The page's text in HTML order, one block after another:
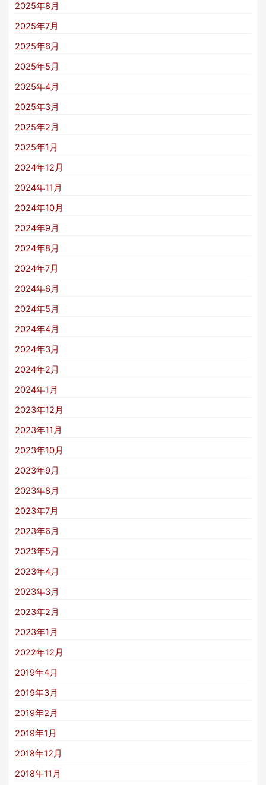
2025年8月
2025年7月
2025年6月
2025年5月
2025年4月
2025年3月
2025年2月
2025年1月
2024年12月
2024年11月
2024年10月
2024年9月
2024年8月
2024年7月
2024年6月
2024年5月
2024年4月
2024年3月
2024年2月
2024年1月
2023年12月
2023年11月
2023年10月
2023年9月
2023年8月
2023年7月
2023年6月
2023年5月
2023年4月
2023年3月
2023年2月
2023年1月
2022年12月
2019年4月
2019年3月
2019年2月
2019年1月
2018年12月
2018年11月